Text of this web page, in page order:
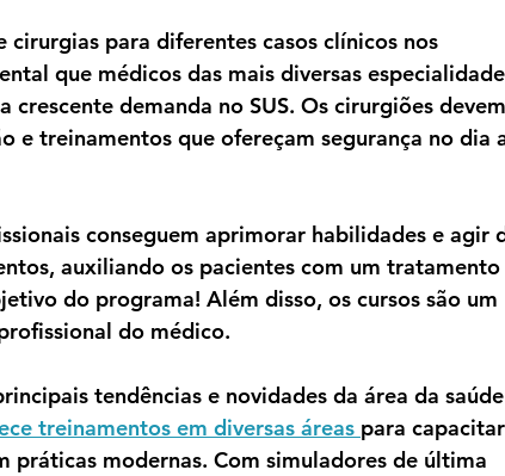
para diferentes casos clínicos nos
que médicos das mais diversas
demanda no SUS. Os cirurgiões devem
e treinamentos que ofereçam segurança no dia
conseguem aprimorar habilidades e agir
auxiliando os pacientes com um tratamento
do programa! Além disso, os cursos são um
do médico.
tendências e novidades da área da saúde
treinamentos em diversas áreas para capacitar
práticas modernas. Com simuladores de última